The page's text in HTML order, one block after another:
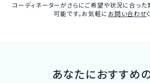
コーディネーターがさらにご希望や状況に合った
可能です。お気軽に お問い合わせ
あなたにおすすめ